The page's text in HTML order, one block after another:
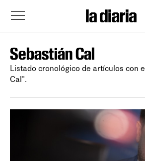
Sebastián Cal
Listado cronológico de artículos con
Cal".